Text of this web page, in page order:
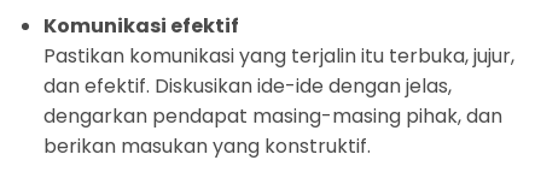
Komunikasi efektif
Pastikan komunikasi yang terjalin itu terbuka, jujur,
dan efektif. Diskusikan ide-ide dengan jelas,
dengarkan pendapat masing-masing pihak, dan
berikan masukan yang konstruktif.